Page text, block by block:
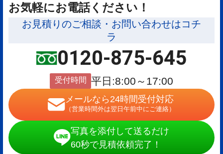
お気軽にお電話ください！
お見積りのご相談・お問い合わせはコチ
ラ
0120-875-645
受付時間 平日:8:00～17:00
メールなら24時間受付対応
（営業時間外は翌日午前中にご連絡）
写真を添付して送るだけ
60秒で見積依頼完了！